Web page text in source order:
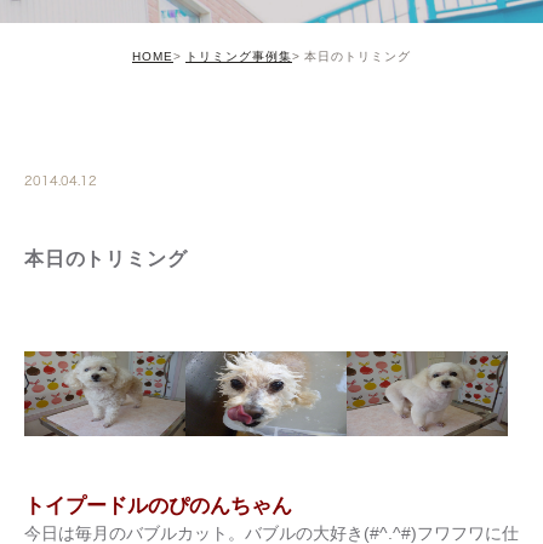
HOME トリミング事例集 本日のトリミング
2014.04.12
本日のトリミング
トイプードルのぴのんちゃん
今日は毎月のバブルカット。バブルの大好き(#^.^#)フワフワに仕